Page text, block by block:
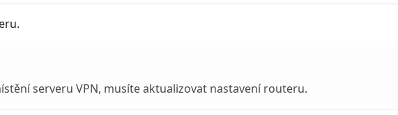
serveru VPN, musíte aktualizovat nastavení routeru.